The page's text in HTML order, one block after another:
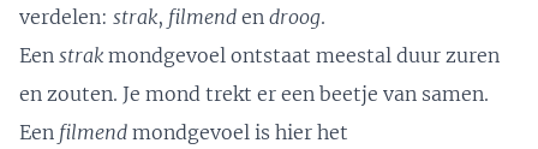
verdelen: strak, filmend en droog.
Een strak mondgevoel ontstaat meestal duur zuren
en zouten. Je mond trekt er een beetje van samen.
Een filmend mondgevoel is hier het